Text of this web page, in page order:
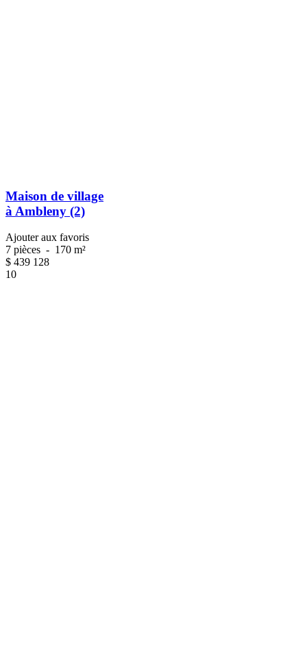
Maison de village
à Ambleny (2)
Ajouter aux favoris
7 pièces - 170 m²
$ 439 128
10